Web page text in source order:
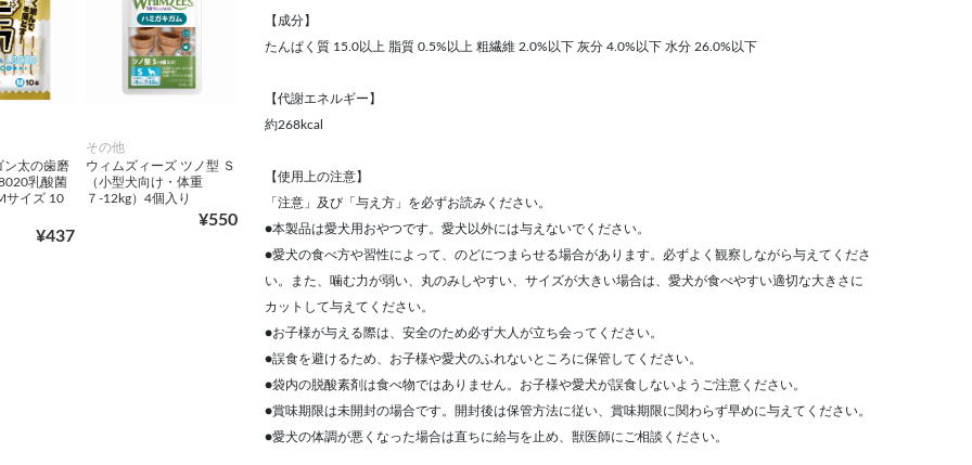
ン太の歯磨
乳酸菌
サイズ 10
¥437
その他
ウィムズィーズ ツノ型 Ｓ
（小型犬向け・体重
７-12kg）4個入り
¥550
【成分】
たんぱく質 15.0以上 脂質 0.5%以上 粗繊維 2.0%以下 灰分 4.0%以下 水分 26.0%以下
【代謝エネルギー】
約268kcal
【使用上の注意】
「注意」及び「与え方」を必ずお読みください。
●本製品は愛犬用おやつです。愛犬以外には与えないでください。
●愛犬の食べ方や習性によって、のどにつまらせる場合があります。必ずよく観察しながら与えてくださ
い。また、噛む力が弱い、丸のみしやすい、サイズが大きい場合は、愛犬が食べやすい適切な大きさに
カットして与えてください。
●お子様が与える際は、安全のため必ず大人が立ち会ってください。
●誤食を避けるため、お子様や愛犬のふれないところに保管してください。
●袋内の脱酸素剤は食べ物ではありません。お子様や愛犬が誤食しないようご注意ください。
●賞味期限は未開封の場合です。開封後は保管方法に従い、賞味期限に関わらず早めに与えてください。
●愛犬の体調が悪くなった場合は直ちに給与を止め、獣医師にご相談ください。